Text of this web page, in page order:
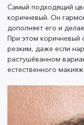
А для создания
внимание на
они добавят в
цвет глаз.
Как
Самый подходящий
коричневый. Он
дополняет его и
При этом коричневый
резким, даже если
растушёванном
естественного